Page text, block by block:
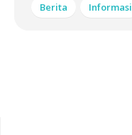
Berita Informasi